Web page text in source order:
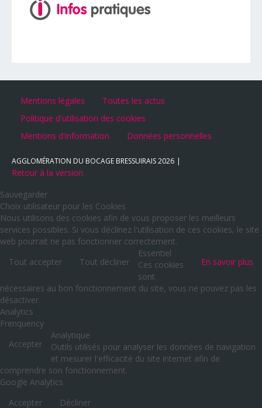
Mentions légales
Toutes les actus
Politique d'utilisation des cookies
Mentions d'information
Données personnelles
AGGLOMÉRATION DU BOCAGE BRESSUIRAIS2026
Retour à la version
Sauvegarder
Choix utilisateur pour les Cookies
Nous utilisons des cookies afin de vous proposer les meilleurs
services possibles. Si vous déclinez l'utilisation de ces cookies, le site
web pourrait ne pas fonctionner correctement.
Tout accepter
Tout décliner En savoir plus
Essentiel
Ces cookies
sont
nécessaires au bon fonctionnement du site, vous ne pouvez pas les
désactiver.
Analytics
Frenquency
Accepter
Analytique
Outils utilisés pour analyser les données de navigation
et mesurer l'efficacité du site internet afin de
comprendre son fonctionnement.
Google Analytics
Accepter
Décliner